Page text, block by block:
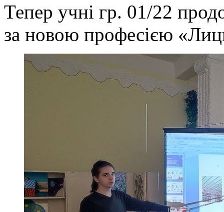
Тепер учні гр. 01/22
за новою професією